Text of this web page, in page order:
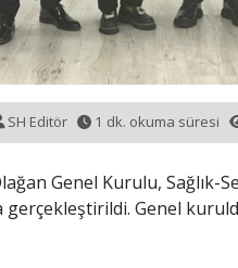
SH Editör 1 dk. okuma süresi
Genel Kurulu, Sağlık-
gerçekleştirildi. Genel